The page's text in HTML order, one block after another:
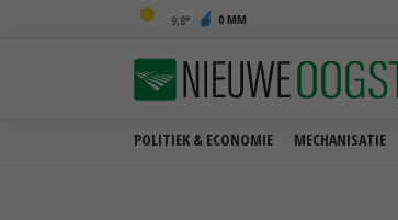
9,8 0 MM
POLITIEK & ECONOMIE MECHANISATIE